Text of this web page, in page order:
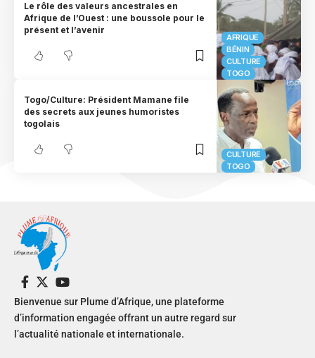
AFRIQUE
BÉNIN
CULTURE
TOGO
Le rôle des valeurs ancestrales en
Afrique de l’Ouest : une boussole pour le
présent et l’avenir
CULTURE
TOGO
Togo/Culture: Président Mamane file
des secrets aux jeunes humoristes
togolais
Bienvenue sur Plume d’Afrique, une plateforme
d’information engagée offrant un autre regard sur
l’actualité nationale et internationale.